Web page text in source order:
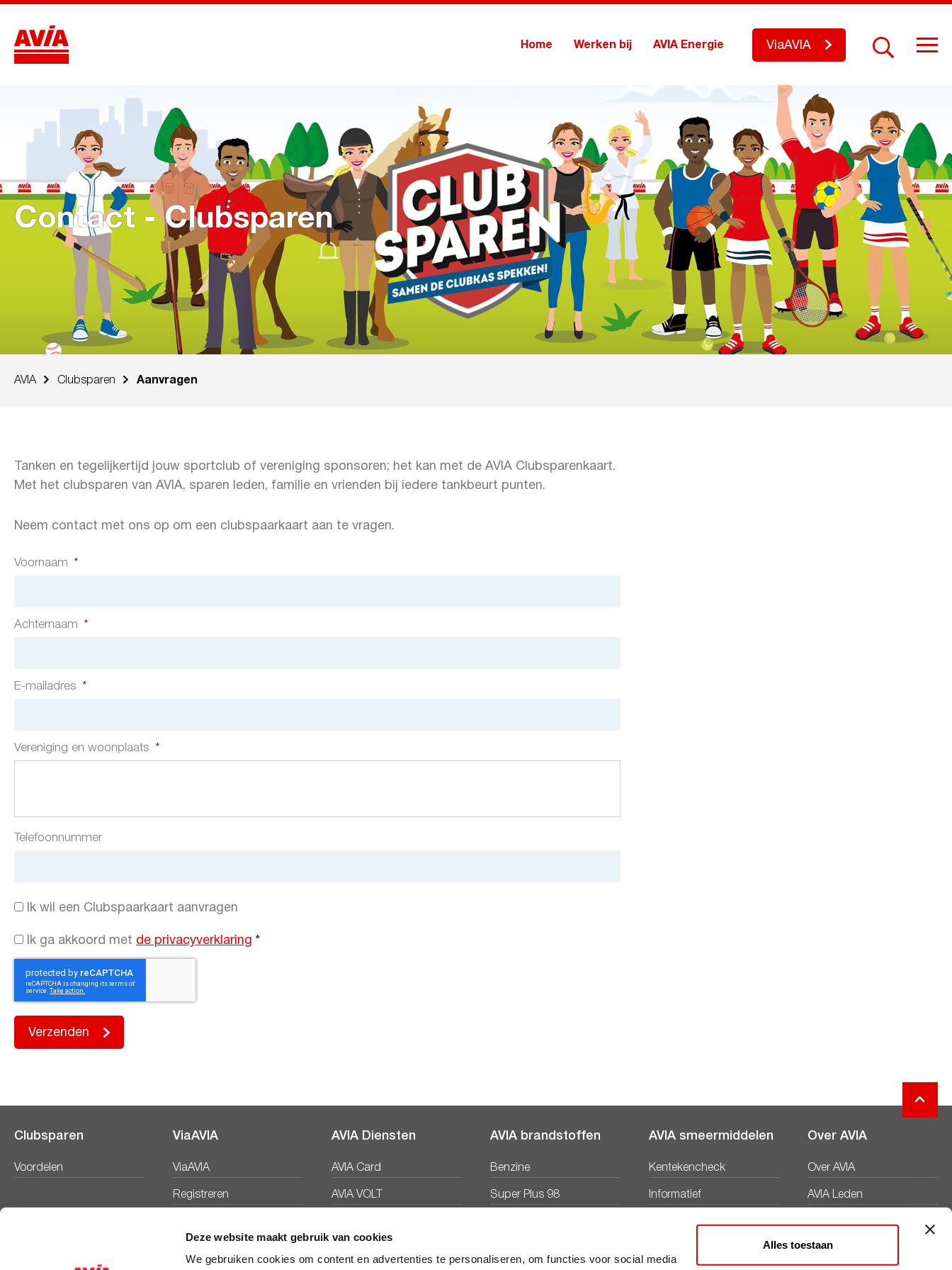
Deze website maakt gebruik van cookies
We gebruiken cookies om content en advertenties te personaliseren, om functies voor social media
Alles toestaan
Home Werken bij AVIA Energie ViaAVIA
Contact - Clubsparen
AVIA Clubsparen Aanvragen
Tanken en tegelijkertijd jouw sportclub of vereniging sponsoren; het kan met de AVIA Clubsparenkaart.
Met het clubsparen van AVIA, sparen leden, familie en vrienden bij iedere tankbeurt punten.
Neem contact met ons op om een clubspaarkaart aan te vragen.
Voornaam *
Achternaam *
E-mailadres *
Vereniging en woonplaats *
Telefoonnummer
Spaarkaart
aanvragen
Ik wil een Clubspaarkaart aanvragen
Instemming
voorwaarden *
Ik ga akkoord met de privacyverklaring *
Verzenden
Clubsparen
Voordelen
ViaAVIA
ViaAVIA
Registreren
AVIA Diensten
AVIA Card
AVIA VOLT
AVIA brandstoffen
Benzine
Super Plus 98
AVIA smeermiddelen
Kentekencheck
Informatief
Productbladen
Over AVIA
Over AVIA
AVIA Leden
Nieuws
Duurzaamheid